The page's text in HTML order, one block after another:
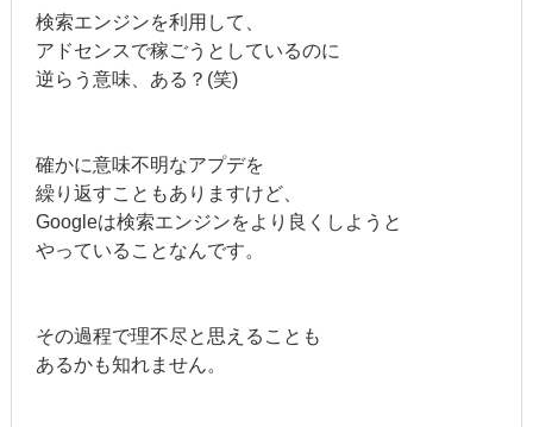
検索エンジンを利用して、
アドセンスで稼ごうとしているのに
逆らう意味、ある？(笑)
確かに意味不明なアプデを
繰り返すこともありますけど、
Googleは検索エンジンをより良くしようと
やっていることなんです。
その過程で理不尽と思えることも
あるかも知れません。